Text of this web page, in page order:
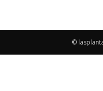
©